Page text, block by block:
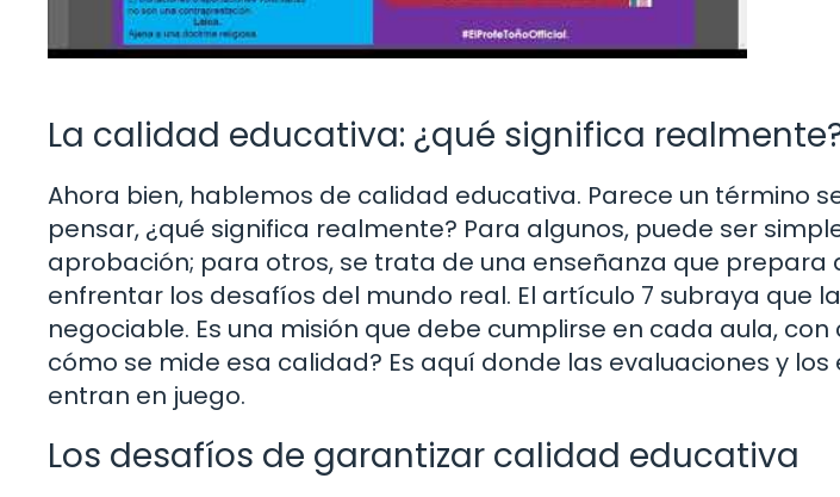
La calidad educativa: ¿qué significa
Ahora bien, hablemos de calidad educativa. Parece un término
pensar, ¿qué significa realmente? Para algunos, puede ser
aprobación; para otros, se trata de una enseñanza que prepara
enfrentar los desafíos del mundo real. El artículo 7 subraya que
negociable. Es una misión que debe cumplirse en cada aula,
cómo se mide esa calidad? Es aquí donde las evaluaciones y
entran en juego.
Los desafíos de garantizar calidad educativa